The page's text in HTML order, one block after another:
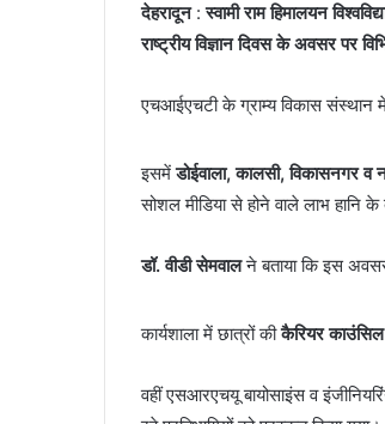
देहरादून:स्वामी राम हिमालयन
राष्ट्रीय विज्ञान दिवस के अवसर पर
एचआईएचटी के ग्राम्य विकास संस्थान
इसमेंडोईवाला, कालसी, विकासनगर व
सोशल मीडिया से होने वाले लाभ हानि के
डॉ. वीडी सेमवालने बताया कि इस
कार्यशाला में छात्रों कीकैरियर काउंसिल
वहीं एसआरएचयू बायोसाइंस व